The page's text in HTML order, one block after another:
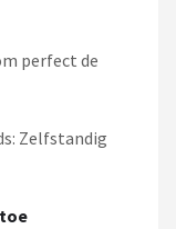
perfect de
Zelfstandig